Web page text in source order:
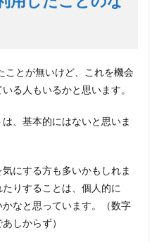
ことが無いけど、これを機会
る人もいるかと思います。
、基本的にはないと思いま
にする方も多いかもしれま
りすることは、個人的に
なと思っています。（数字
しからず）